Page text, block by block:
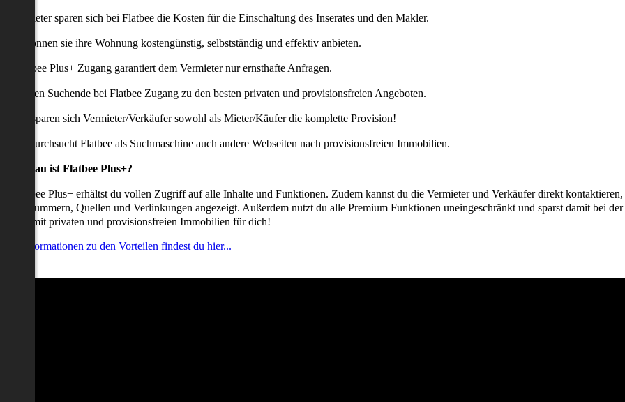
Anbieter sparen sich bei Flatbee die Kosten für die Einschaltung des Inserates und den Makler.
können sie ihre Wohnung kostengünstig, selbstständig und effektiv anbieten.
Flatbee Plus+ Zugang garantiert dem Vermieter nur ernsthafte Anfragen.
erhalten Suchende bei Flatbee Zugang zu den besten privaten und provisionsfreien Angeboten.
uns sparen sich Vermieter/Verkäufer sowohl als Mieter/Käufer die komplette Provision!
durchsucht Flatbee als Suchmaschine auch andere Webseiten nach provisionsfreien Immobilien.
genau ist Flatbee Plus+?
Flatbee Plus+ erhältst du vollen Zugriff auf alle Inhalte und Funktionen. Zudem kannst du die Vermieter und Verkäufer direkt
Quellen und Verlinkungen angezeigt. Außerdem nutzt du alle Premium Funktionen uneingeschränkt und sparst damit bei
mit privaten und provisionsfreien Immobilien für dich!
Informationen zu den Vorteilen findest du hier...